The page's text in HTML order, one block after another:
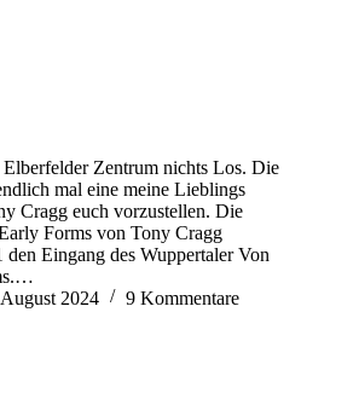
Zentrum nichts Los. Die
mal eine meine Lieblings
Cragg euch vorzustellen. Die
Forms von Tony Cragg
den Eingang des Wuppertaler Von
2024 9 Kommentare